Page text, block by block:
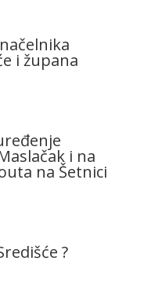
i župana
i na
na Šetnici
?